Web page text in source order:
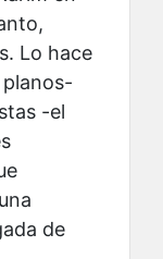
Lo hace
-el
de